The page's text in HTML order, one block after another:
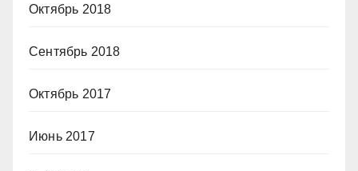
Октябрь 2018
Сентябрь 2018
Октябрь 2017
Июнь 2017